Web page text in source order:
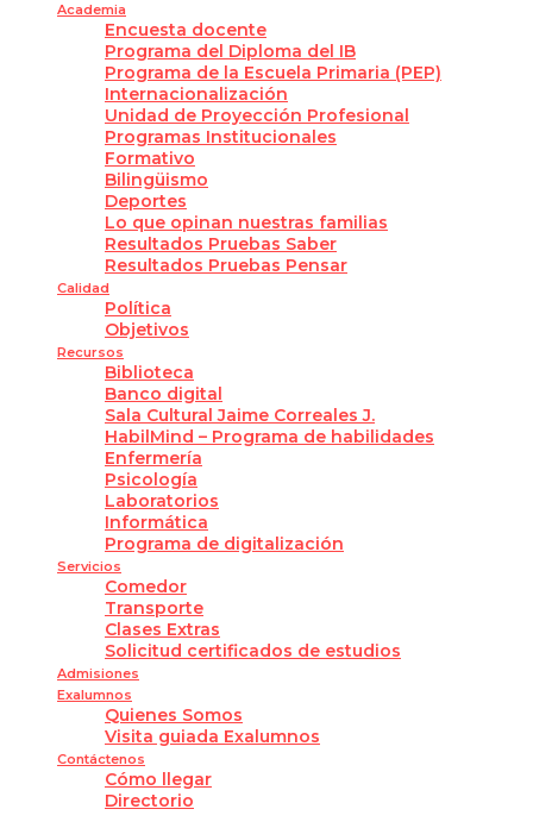
Academia
Encuesta docente
Programa del Diploma del IB
Programa de la Escuela Primaria (PEP)
Internacionalización
Unidad de Proyección Profesional
Programas Institucionales
Formativo
Bilingüismo
Deportes
Lo que opinan nuestras familias
Resultados Pruebas Saber
Resultados Pruebas Pensar
Calidad
Política
Objetivos
Recursos
Biblioteca
Banco digital
Sala Cultural Jaime Correales J.
HabilMind – Programa de habilidades
Enfermería
Psicología
Laboratorios
Informática
Programa de digitalización
Servicios
Comedor
Transporte
Clases Extras
Solicitud certificados de estudios
Admisiones
Exalumnos
Quienes Somos
Visita guiada Exalumnos
Contáctenos
Cómo llegar
Directorio